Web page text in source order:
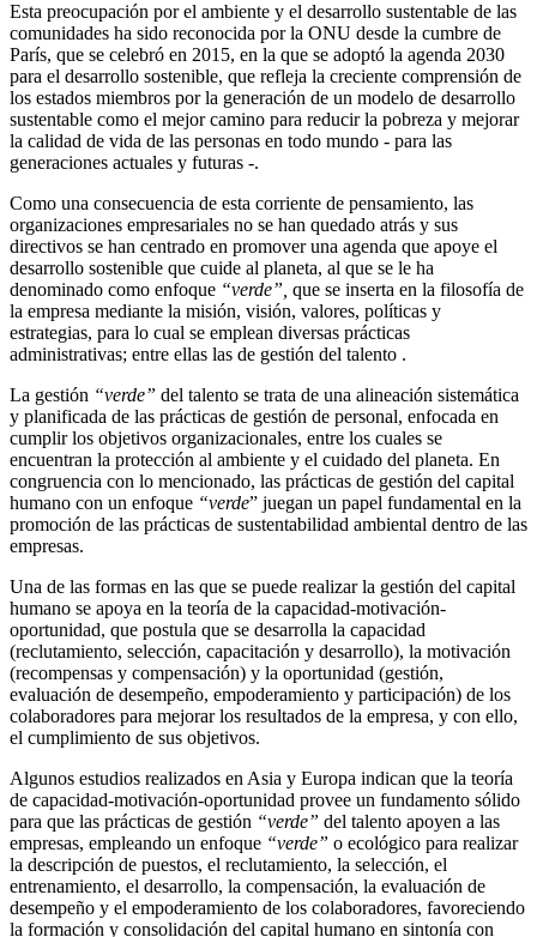
Esta preocupación por el ambiente y el desarrollo sustentable de las
comunidades ha sido reconocida por la ONU desde la cumbre de
París, que se celebró en 2015, en la que se adoptó la agenda 2030
para el desarrollo sostenible, que refleja la creciente comprensión de
los estados miembros por la generación de un modelo de desarrollo
sustentable como el mejor camino para reducir la pobreza y mejorar
la calidad de vida de las personas en todo mundo ­- para las
generaciones actuales y futuras -.
Como una consecuencia de esta corriente de pensamiento, las
organizaciones empresariales no se han quedado atrás y sus
directivos se han centrado en promover una agenda que apoye el
desarrollo sostenible que cuide al planeta, al que se le ha
denominado como enfoque “verde”, que se inserta en la filosofía de
la empresa mediante la misión, visión, valores, políticas y
estrategias, para lo cual se emplean diversas prácticas
administrativas; entre ellas las de gestión del talento .
La gestión “verde” del talento se trata de una alineación sistemática
y planificada de las prácticas de gestión de personal, enfocada en
cumplir los objetivos organizacionales, entre los cuales se
encuentran la protección al ambiente y el cuidado del planeta. En
congruencia con lo mencionado, las prácticas de gestión del capital
humano con un enfoque “verde” juegan un papel fundamental en la
promoción de las prácticas de sustentabilidad ambiental dentro de las
empresas.
Una de las formas en las que se puede realizar la gestión del capital
humano se apoya en la teoría de la capacidad-motivación-
oportunidad, que postula que se desarrolla la capacidad
(reclutamiento, selección, capacitación y desarrollo), la motivación
(recompensas y compensación) y la oportunidad (gestión,
evaluación de desempeño, empoderamiento y participación) de los
colaboradores para mejorar los resultados de la empresa, y con ello,
el cumplimiento de sus objetivos.
Algunos estudios realizados en Asia y Europa indican que la teoría
de capacidad-motivación-oportunidad provee un fundamento sólido
para que las prácticas de gestión “verde” del talento apoyen a las
empresas, empleando un enfoque “verde” o ecológico para realizar
la descripción de puestos, el reclutamiento, la selección, el
entrenamiento, el desarrollo, la compensación, la evaluación de
desempeño y el empoderamiento de los colaboradores, favoreciendo
la formación y consolidación del capital humano en sintonía con